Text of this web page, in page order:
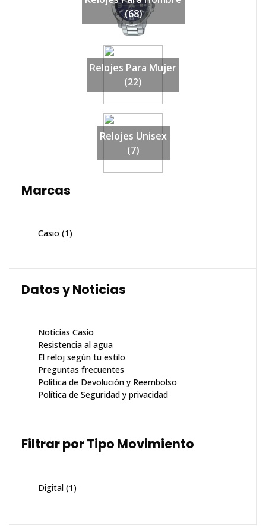
(68)
Relojes Para Mujer
(22)
Relojes Unisex
(7)
Marcas
Casio (1)
Datos y Noticias
Noticias Casio
Resistencia al agua
El reloj según tu estilo
Preguntas frecuentes
Política de Devolución y Reembolso
Política de Seguridad y privacidad
Filtrar por Tipo Movimiento
Digital (1)